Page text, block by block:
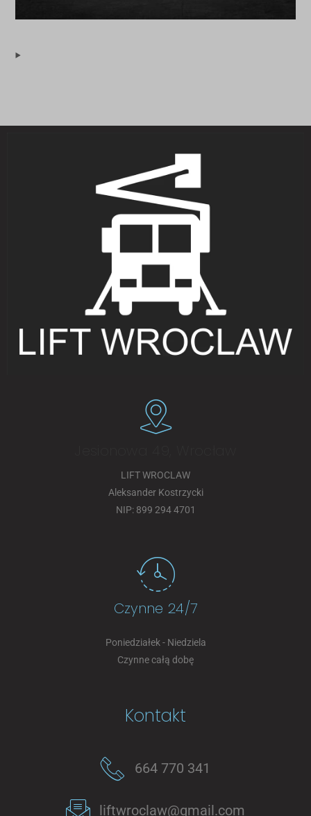
LIFT WROCLAW
Aleksander Kostrzycki
NIP: 899 294 4701
Czynne 24/7
Poniedziałek - Niedziela
Czynne całą dobę
Kontakt
664 770 341
liftwroclaw@gmail.com